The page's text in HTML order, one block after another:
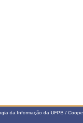
da Informação da UFPB /